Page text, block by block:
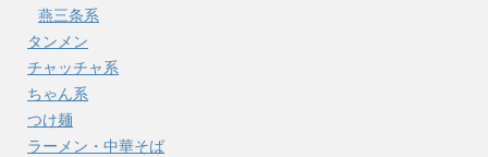
燕三条系
タンメン
チャッチャ系
ちゃん系
つけ麺
ラーメン・中華そば